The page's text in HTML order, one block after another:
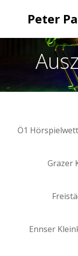
Peter
Ö1
Grazer
Ennser